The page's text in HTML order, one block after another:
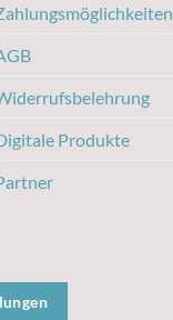
Produkte